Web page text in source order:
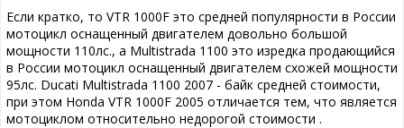
Если кратко, то VTR 1000F это средней популярности в России
мотоцикл оснащенный двигателем довольно большой
мощности 110лс., а Multistrada 1100 это изредка продающийся
в России мотоцикл оснащенный двигателем схожей мощности
95лс. Ducati Multistrada 1100 2007 - байк средней стоимости,
при этом Honda VTR 1000F 2005 отличается тем, что является
мотоциклом относительно недорогой стоимости .